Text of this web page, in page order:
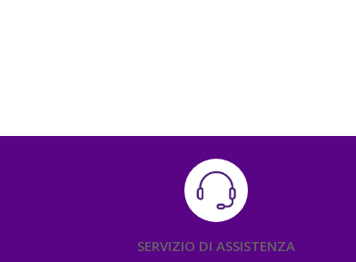
SERVIZIO DI ASSISTENZA